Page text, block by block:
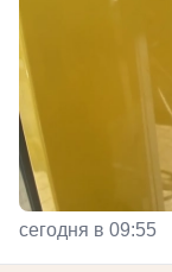
сегодня в 09:55